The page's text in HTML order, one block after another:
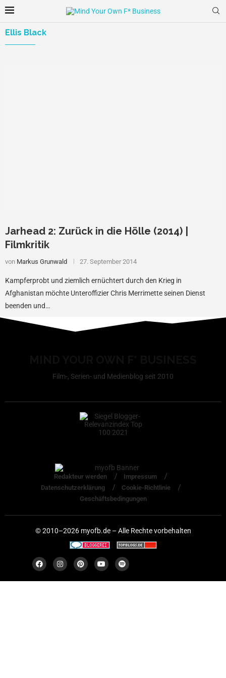
Ellis Black
Jarhead 2: Zurück in die Hölle (2014) |
Filmkritik
von Markus Grunwald 27. September 2014
Kampferprobt und ziemlich ernüchtert durch den Krieg in
Afghanistan möchte Unteroffizier Chris Merrimette seinen Dienst
beenden und…
Film-, Serien- und Medienblog seit 2010
Redakteur werden
Impressum
Datenschutzerklärung
Cookie-Richtlinie
Geschäftsbedingungen
© 2010–2026 myofb.de – Alle Rechte vorbehalten